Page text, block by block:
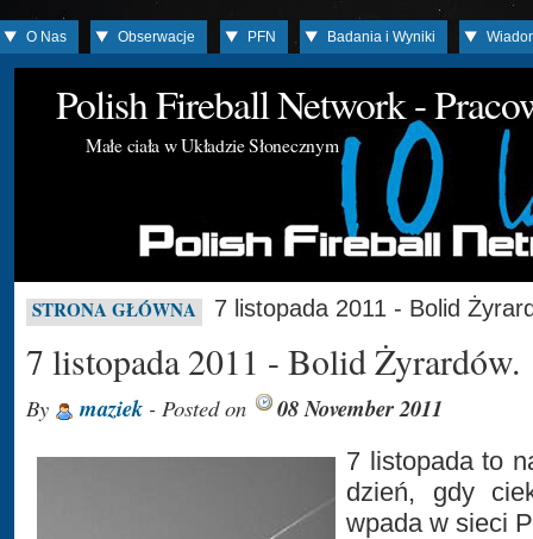
O Nas Obserwacje PFN Badania i Wyniki
Polish Fireball Network -
Małe ciała w Układzie Słonecznym
STRONA GŁÓWNA 7 listopada 2011 - Bolid
7 listopada 2011 - Bolid Żyrardów.
By maziek - Posted on 08 November 2011
7 listopada to
dzień, gdy
wpada w sieci